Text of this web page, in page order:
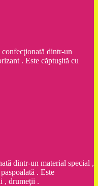
confecţionată dintr-un
. Este căptuşită cu
dintr-un material special ,
. Este
, drumeţii .